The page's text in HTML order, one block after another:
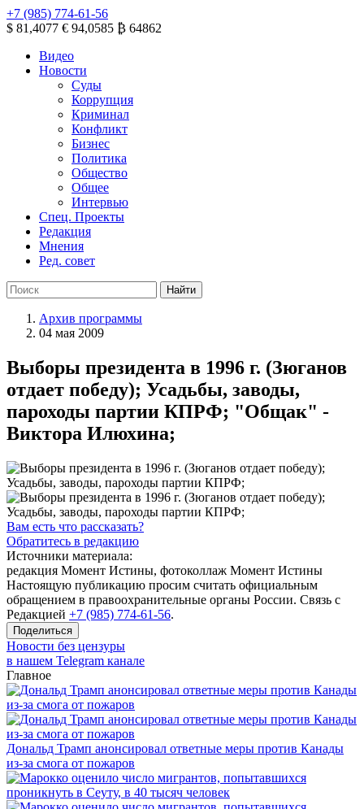
+7 (985) 774-61-56
$ 81,4077 € 94,0585 ₿ 64862
Видео
Новости
Суды
Коррупция
Криминал
Конфликт
Бизнес
Политика
Общество
Общее
Интервью
Спец. Проекты
Редакция
Мнения
Ред. совет
Архив программы
04 мая 2009
Выборы президента в 1996 г. (Зюганов
отдает победу); Усадьбы, заводы,
пароходы партии КПРФ; "Общак" -
Виктора Илюхина;
Вам есть что рассказать?
Обратитесь в редакцию
Источники материала:
редакция Момент Истины, фотоколлаж Момент Истины
Настоящую публикацию просим считать официальным
обращением в правоохранительные органы России. Связь с
Редакцией +7 (985) 774-61-56.
Поделиться
Новости без цензуры
в нашем Telegram канале
Главное
Дональд Трамп анонсировал ответные меры против Канады
из-за смога от пожаров